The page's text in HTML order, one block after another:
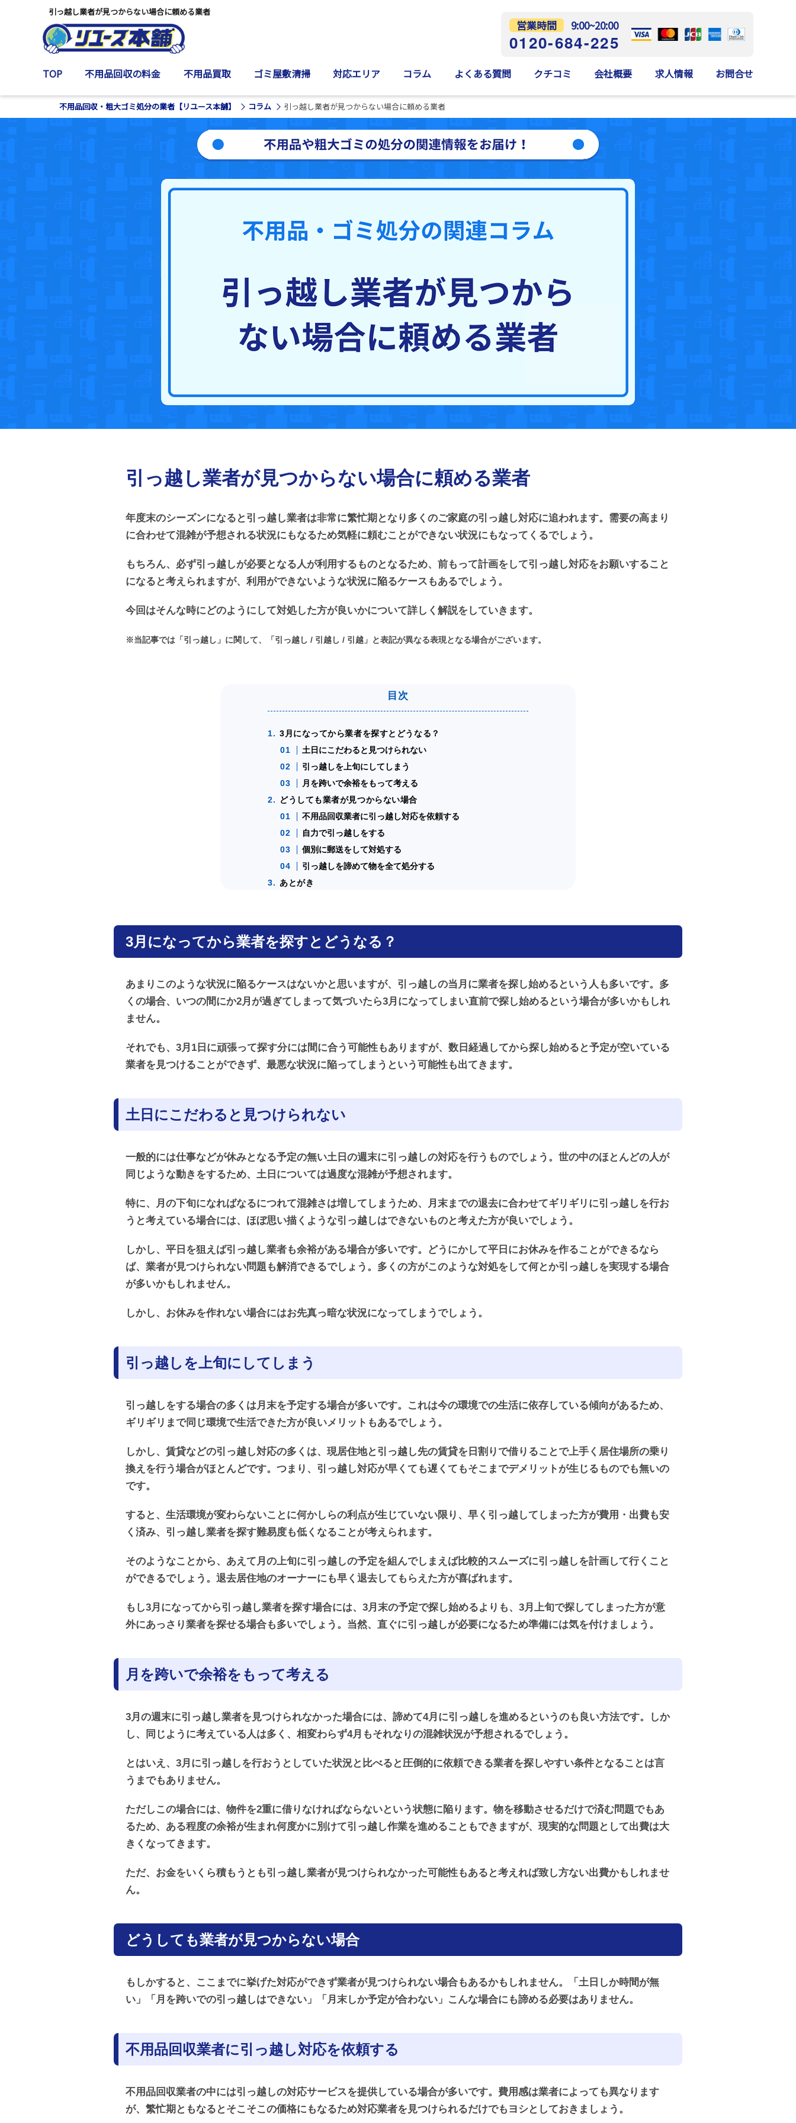
営業時間 9:00~20:00
0120-684-225
TOP 不用品回収の料金 不用品買取 ゴミ屋敷清掃 対応エリア コラム よくある質問 クチコミ 会社概要 求人情報 お問合せ
引っ越し業者が見つからない場合に頼める業者
不用品回収・粗大ゴミ処分の業者【リユース本舗】 コラム 引っ越し業者が見つからない場合に頼める業者
引っ越し業者が見つからない場合に頼める業者
年度末のシーズンになると引っ越し業者は非常に繁忙期となり多くのご家庭の引っ越し対応に追われます。需要の高まり
に合わせて混雑が予想される状況にもなるため気軽に頼むことができない状況にもなってくるでしょう。
もちろん、必ず引っ越しが必要となる人が利用するものとなるため、前もって計画をして引っ越し対応をお願いすること
になると考えられますが、利用ができないような状況に陥るケースもあるでしょう。
今回はそんな時にどのようにして対処した方が良いかについて詳しく解説をしていきます。
※当記事では「引っ越し」に関して、「引っ越し / 引越し / 引越」と表記が異なる表現となる場合がございます。
3月になってから業者を探すとどうなる？
土日にこだわると見つけられない
引っ越しを上旬にしてしまう
月を跨いで余裕をもって考える
どうしても業者が見つからない場合
不用品回収業者に引っ越し対応を依頼する
自力で引っ越しをする
個別に郵送をして対処する
引っ越しを諦めて物を全て処分する
あとがき
3月になってから業者を探すとどうなる？
あまりこのような状況に陥るケースはないかと思いますが、引っ越しの当月に業者を探し始めるという人も多いです。多
くの場合、いつの間にか2月が過ぎてしまって気づいたら3月になってしまい直前で探し始めるという場合が多いかもしれ
ません。
それでも、3月1日に頑張って探す分には間に合う可能性もありますが、数日経過してから探し始めると予定が空いている
業者を見つけることができず、最悪な状況に陥ってしまうという可能性も出てきます。
土日にこだわると見つけられない
一般的には仕事などが休みとなる予定の無い土日の週末に引っ越しの対応を行うものでしょう。世の中のほとんどの人が
同じような動きをするため、土日については過度な混雑が予想されます。
特に、月の下旬になればなるにつれて混雑さは増してしまうため、月末までの退去に合わせてギリギリに引っ越しを行お
うと考えている場合には、ほぼ思い描くような引っ越しはできないものと考えた方が良いでしょう。
しかし、平日を狙えば引っ越し業者も余裕がある場合が多いです。どうにかして平日にお休みを作ることができるなら
ば、業者が見つけられない問題も解消できるでしょう。多くの方がこのような対処をして何とか引っ越しを実現する場合
が多いかもしれません。
しかし、お休みを作れない場合にはお先真っ暗な状況になってしまうでしょう。
引っ越しを上旬にしてしまう
引っ越しをする場合の多くは月末を予定する場合が多いです。これは今の環境での生活に依存している傾向があるため、
ギリギリまで同じ環境で生活できた方が良いメリットもあるでしょう。
しかし、賃貸などの引っ越し対応の多くは、現居住地と引っ越し先の賃貸を日割りで借りることで上手く居住場所の乗り
換えを行う場合がほとんどです。つまり、引っ越し対応が早くても遅くてもそこまでデメリットが生じるものでも無いの
です。
すると、生活環境が変わらないことに何かしらの利点が生じていない限り、早く引っ越してしまった方が費用・出費も安
く済み、引っ越し業者を探す難易度も低くなることが考えられます。
そのようなことから、あえて月の上旬に引っ越しの予定を組んでしまえば比較的スムーズに引っ越しを計画して行くこと
ができるでしょう。退去居住地のオーナーにも早く退去してもらえた方が喜ばれます。
もし3月になってから引っ越し業者を探す場合には、3月末の予定で探し始めるよりも、3月上旬で探してしまった方が意
外にあっさり業者を探せる場合も多いでしょう。当然、直ぐに引っ越しが必要になるため準備には気を付けましょう。
月を跨いで余裕をもって考える
3月の週末に引っ越し業者を見つけられなかった場合には、諦めて4月に引っ越しを進めるというのも良い方法です。しか
し、同じように考えている人は多く、相変わらず4月もそれなりの混雑状況が予想されるでしょう。
とはいえ、3月に引っ越しを行おうとしていた状況と比べると圧倒的に依頼できる業者を探しやすい条件となることは言
うまでもありません。
ただしこの場合には、物件を2重に借りなければならないという状態に陥ります。物を移動させるだけで済む問題でもあ
るため、ある程度の余裕が生まれ何度かに別けて引っ越し作業を進めることもできますが、現実的な問題として出費は大
きくなってきます。
ただ、お金をいくら積もうとも引っ越し業者が見つけられなかった可能性もあると考えれば致し方ない出費かもしれませ
ん。
どうしても業者が見つからない場合
もしかすると、ここまでに挙げた対応ができず業者が見つけられない場合もあるかもしれません。「土日しか時間が無
い」「月を跨いでの引っ越しはできない」「月末しか予定が合わない」こんな場合にも諦める必要はありません。
不用品回収業者に引っ越し対応を依頼する
不用品回収業者の中には引っ越しの対応サービスを提供している場合が多いです。費用感は業者によっても異なります
が、繁忙期ともなるとそこそこの価格にもなるため対応業者を見つけられるだけでもヨシとしておきましょう。